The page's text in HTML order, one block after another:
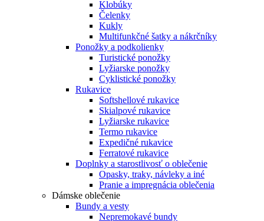
Klobúky
Čelenky
Kukly
Multifunkčné šatky a nákrčníky
Ponožky a podkolienky
Turistické ponožky
Lyžiarske ponožky
Cyklistické ponožky
Rukavice
Softshellové rukavice
Skialpové rukavice
Lyžiarske rukavice
Termo rukavice
Expedičné rukavice
Ferratové rukavice
Doplnky a starostlivosť o oblečenie
Opasky, traky, návleky a iné
Pranie a impregnácia oblečenia
Dámske oblečenie
Bundy a vesty
Nepremokavé bundy